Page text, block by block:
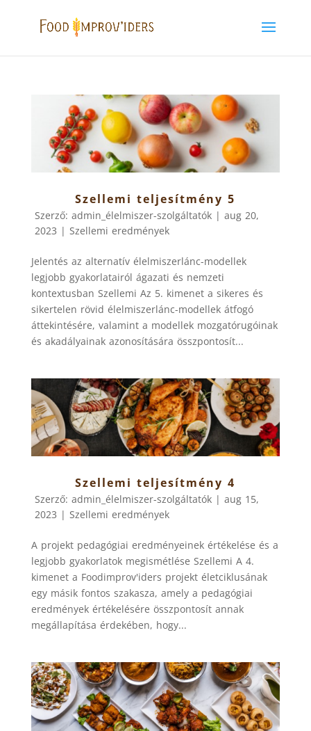
Szellemi teljesítmény 5
Szerző: admin_élelmiszer-szolgáltatók| aug 20,
2023 | Szellemi eredmények
Jelentés az alternatív élelmiszerlánc-modellek
legjobb gyakorlatairól ágazati és nemzeti
kontextusban Szellemi Az 5. kimenet a sikeres és
sikertelen rövid élelmiszerlánc-modellek átfogó
áttekintésére, valamint a modellek mozgatórugóinak
és akadályainak azonosítására összpontosít...
Szellemi teljesítmény 4
Szerző: admin_élelmiszer-szolgáltatók| aug 15,
2023 | Szellemi eredmények
A projekt pedagógiai eredményeinek értékelése és a
legjobb gyakorlatok megismétlése Szellemi A 4.
kimenet a Foodimprov'iders projekt életciklusának
egy másik fontos szakasza, amely a pedagógiai
eredmények értékelésére összpontosít annak
megállapítása érdekében, hogy...